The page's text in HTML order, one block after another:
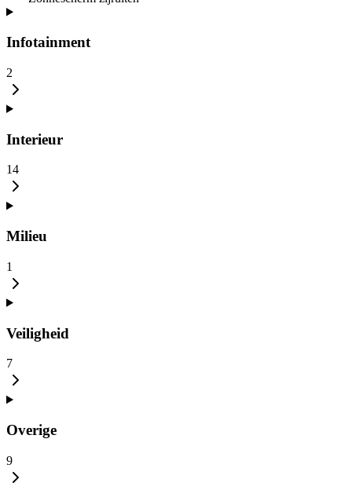
Infotainment
2
Interieur
14
Milieu
1
Veiligheid
7
Overige
9